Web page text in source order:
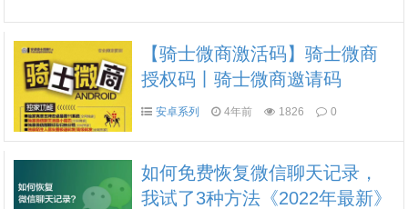
【骑士微商激活码】骑士微商
授权码丨骑士微商邀请码
安卓系列 4年前 1826 0
如何免费恢复微信聊天记录，
我试了3种方法《2022年最新》